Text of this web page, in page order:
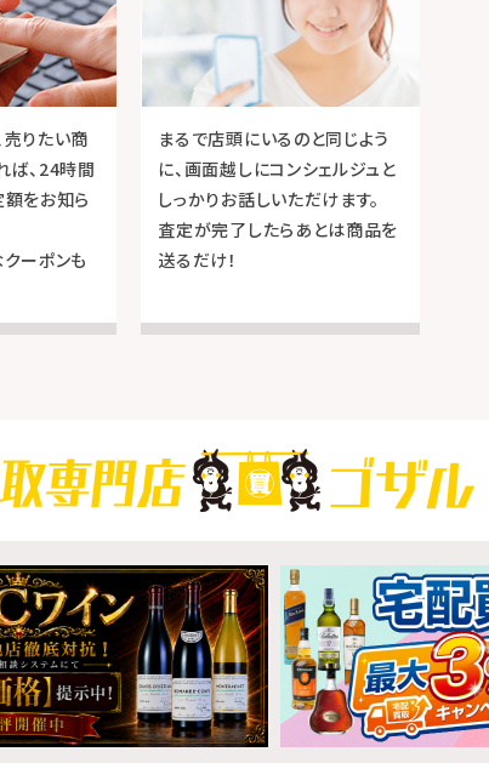
りたい商
ば、24時間
をお知ら
ーポンも
まるで店頭にいるのと同じよう
に、画面越しにコンシェルジュと
しっかりお話しいただけます。
査定が完了したらあとは商品を
送るだけ！